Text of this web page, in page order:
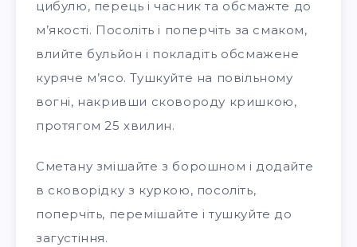
цибулю, перець і часник та обсмажте до
м’якості. Посоліть і поперчіть за смаком,
влийте бульйон і покладіть обсмажене
куряче м’ясо. Тушкуйте на повільному
вогні, накривши сковороду кришкою,
протягом 25 хвилин.
Сметану змішайте з борошном і додайте
в сковорідку з куркою, посоліть,
поперчіть, перемішайте і тушкуйте до
загустіння.